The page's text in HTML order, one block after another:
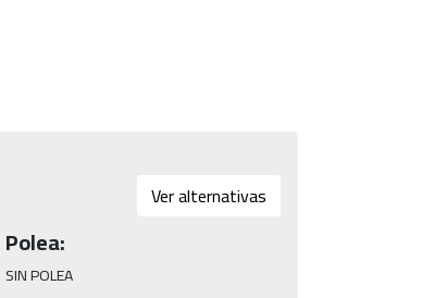
Ver alternativas
Polea:
SIN POLEA